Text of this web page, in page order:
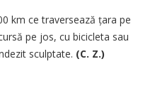
km ce traversează țara pe
pe jos, cu bicicleta sau
sculptate. (C. Z.)